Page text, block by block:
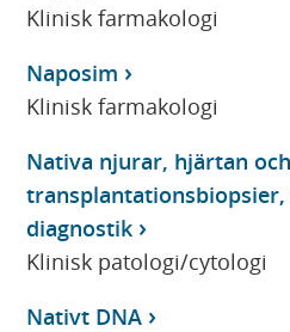
Klinisk farmakologi
Naposim
Klinisk farmakologi
Nativa njurar, hjärtan och
diagnostik
Klinisk patologi/cytologi
Nativt DNA